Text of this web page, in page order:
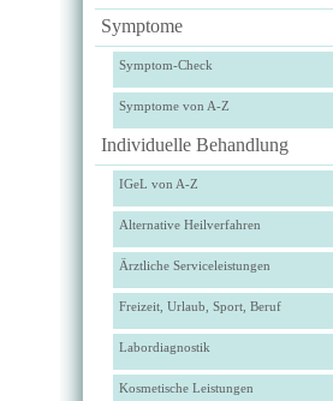
Symptome
Symptom-Check
Symptome von A-Z
Individuelle Behandlung
IGeL von A-Z
Alternative Heilverfahren
Ärztliche Serviceleistungen
Freizeit, Urlaub, Sport, Beruf
Labordiagnostik
Kosmetische Leistungen